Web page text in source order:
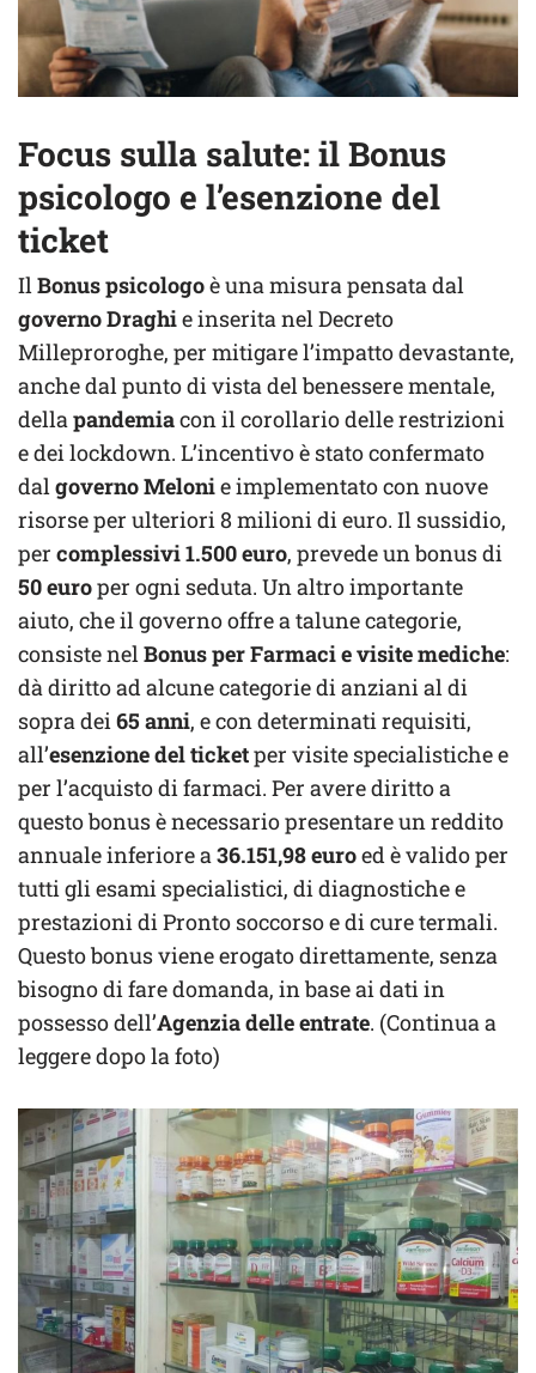
Focus sulla salute: il Bonus
psicologo e l’esenzione del
ticket
IlBonus psicologoè una misura pensata dal
governo Draghie inserita nel Decreto
Milleproroghe, per mitigare l’impatto devastante,
anche dal punto di vista del benessere mentale,
dellapandemiacon il corollario delle restrizioni
e dei lockdown. L’incentivo è stato confermato
dalgoverno Melonie implementato con nuove
risorse per ulteriori 8 milioni di euro. Il sussidio,
per complessivi 1.500 euro, prevede un bonus di
50 europer ogni seduta. Un altro importante
aiuto, che il governo offre a talune categorie,
consiste nelBonus per Farmaci e visite mediche:
dà diritto ad alcune categorie di anziani al di
sopra dei65 anni, e con determinati requisiti,
all’esenzione del ticketper visite specialistiche e
per l’acquisto di farmaci. Per avere diritto a
questo bonus è necessario presentare un reddito
annuale inferiore a36.151,98 euroed è valido per
tutti gli esami specialistici, di diagnostiche e
prestazioni di Pronto soccorso e di cure termali.
Questo bonus viene erogato direttamente, senza
bisogno di fare domanda, in base ai dati in
possesso dell’Agenzia delle entrate. (Continua a
leggere dopo la foto)